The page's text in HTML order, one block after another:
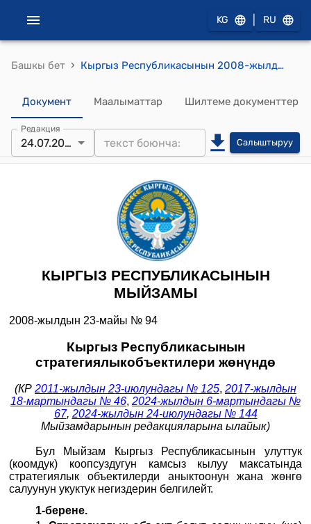
KG RU
Башкы бет › Кыргыз Республикасынын 2008-жылдын 23-майындагы № 94 "Кыргыз Республикасынын стратегиялык объектилери жөнүндө" Мыйзамы
Документ Маалыматтар Шилтеме документтер
Редакция
24.07.2024 Салыштыруу